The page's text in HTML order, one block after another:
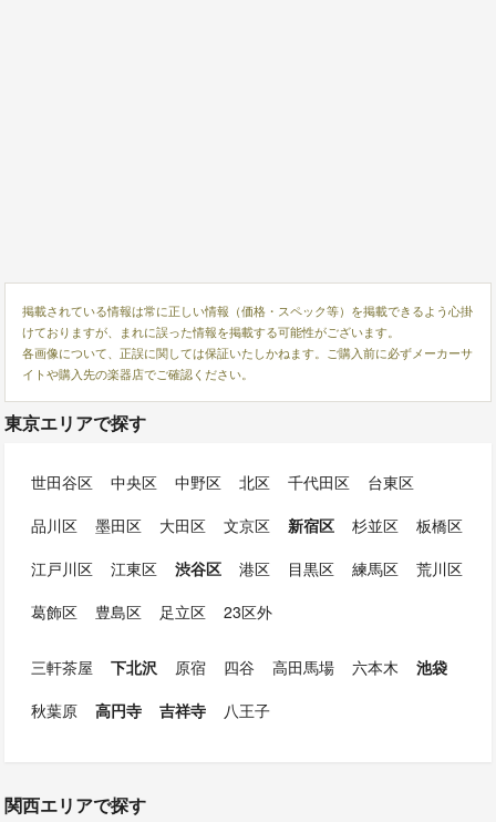
掲載されている情報は常に正しい情報（価格・スペック等）を掲載できるよう心掛
けておりますが、まれに誤った情報を掲載する可能性がございます。
各画像について、正誤に関しては保証いたしかねます。ご購入前に必ずメーカーサ
イトや購入先の楽器店でご確認ください。
東京エリアで探す
世田谷区 中央区 中野区 北区 千代田区
台東区
品川区
墨田区 大田区 文京区 新宿区 杉並区
板橋区
江戸川区
江東区 渋谷区 港区 目黒区 練馬区
荒川区
葛飾区
豊島区 足立区 23区外
三軒茶屋 下北沢 原宿 四谷 高田馬場 六本木
池袋
秋葉原
高円寺 吉祥寺 八王子
関西エリアで探す